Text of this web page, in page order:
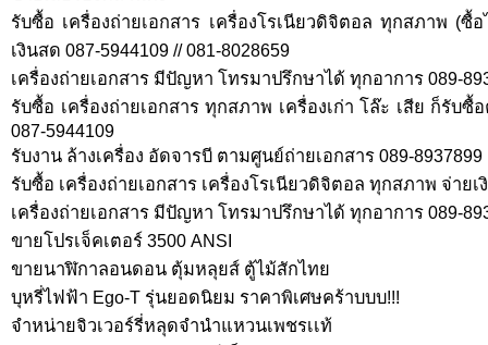
รับซื้อ เครื่องถ่ายเอกสาร เครื่องโรเนียวดิจิตอล ทุกสภาพ (ซื้
เงินสด 087-5944109 // 081-8028659
เครื่องถ่ายเอกสาร มีปัญหา โทรมาปรึกษาได้ ทุกอาการ 089-
รับซื้อ เครื่องถ่ายเอกสาร ทุกสภาพ เครื่องเก่า โล๊ะ เสีย ก็รับซื้
087-5944109
รับงาน ล้างเครื่อง อัดจารบี ตามศูนย์ถ่ายเอกสาร 089-8937899
รับซื้อ เครื่องถ่ายเอกสาร เครื่องโรเนียวดิจิตอล ทุกสภาพ จ่ายเ
เครื่องถ่ายเอกสาร มีปัญหา โทรมาปรึกษาได้ ทุกอาการ 089-
ขายโปรเจ็คเตอร์ 3500 ANSI
ขายนาฬิกาลอนดอน ตุ้มหลุยส์ ตู้ไม้สักไทย
บุหรี่ไฟฟ้า Ego-T รุ่นยอดนิยม ราคาพิเศษคร้าบบบ!!!
จำหน่ายจิวเวอร์รี่หลุดจำนำแหวนเพชรเเท้